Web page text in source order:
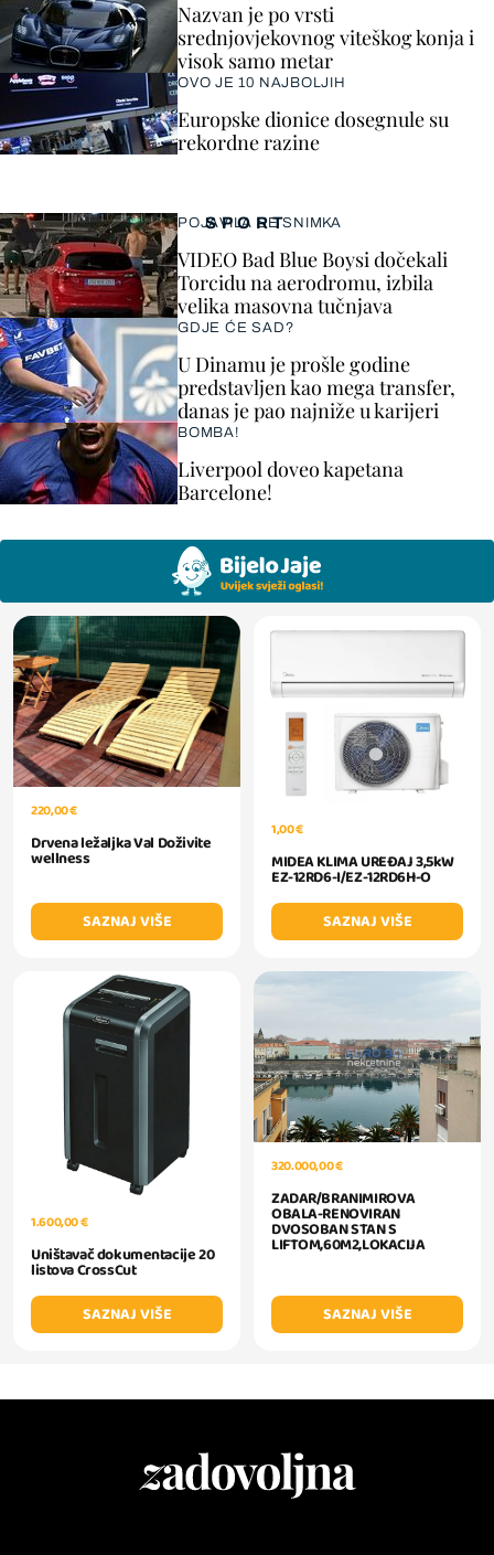
SPORT
POJAVILA SE SNIMKA
VIDEO Bad Blue Boysi dočekali
Torcidu na aerodromu, izbila
velika masovna tučnjava
GDJE ĆE SAD?
U Dinamu je prošle godine
predstavljen kao mega transfer,
danas je pao najniže u karijeri
BOMBA!
Liverpool doveo kapetana
Barcelone!
Nazvan je po vrsti
srednjovjekovnog viteškog konja i
visok samo metar
OVO JE 10 NAJBOLJIH
Europske dionice dosegnule su
rekordne razine
220,00 €
Drvena ležaljka Val Doživite
wellness
SAZNAJ VIŠE
1,00 €
MIDEA KLIMA UREĐAJ 3,5kW
EZ-12RD6-I/EZ-12RD6H-O
SAZNAJ VIŠE
1.600,00 €
Uništavač dokumentacije 20
listova CrossCut
SAZNAJ VIŠE
320.000,00 €
ZADAR/BRANIMIROVA
OBALA-RENOVIRAN
DVOSOBAN STAN S
LIFTOM,60M2,LOKACIJA
SAZNAJ VIŠE